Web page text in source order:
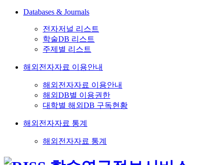
Databases & Journals
전자저널 리스트
학술DB 리스트
주제별 리스트
해외전자자료 이용안내
해외전자자료 이용안내
해외DB별 이용권한
대학별 해외DB 구독현황
해외전자자료 통계
해외전자자료 통계